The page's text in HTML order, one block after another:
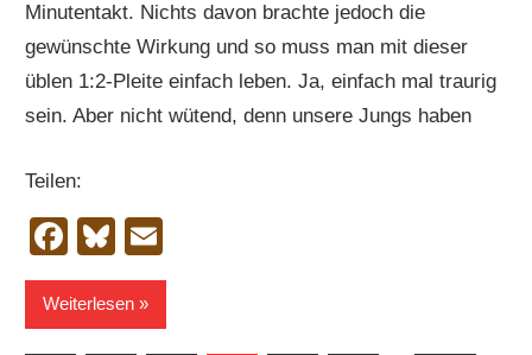
Minutentakt. Nichts davon brachte jedoch die
gewünschte Wirkung und so muss man mit dieser
üblen 1:2-Pleite einfach leben. Ja, einfach mal traurig
sein. Aber nicht wütend, denn unsere Jungs haben
Teilen:
Facebook
Bluesky
Weiterlesen